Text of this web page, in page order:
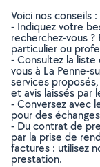
Voici nos conseils :
- Indiquez votre
recherchez-vous
particulier ou
- Consultez la
vous à La Penne-
services
et avis laissés par
- Conversez avec
pour des
- Du contrat de
par la prise de
factures : utilisez
prestation.